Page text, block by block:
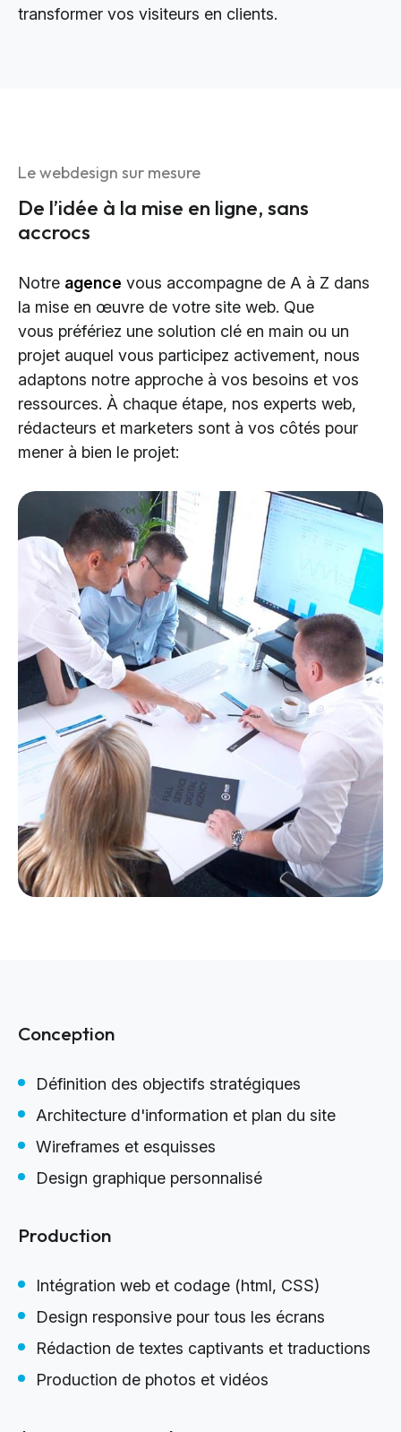
transformer vos visiteurs en clients.
Le webdesign sur mesure
De l’idée à la mise en ligne, sans
accrocs
Notre agence vous accompagne de A à Z dans
la mise en œuvre de votre site web. Que
vous préfériez une solution clé en main ou un
projet auquel vous participez activement, nous
adaptons notre approche à vos besoins et vos
ressources. À chaque étape, nos experts web,
rédacteurs et marketers sont à vos côtés pour
mener à bien le projet:
Conception
Définition des objectifs stratégiques
Architecture d'information et plan du site
Wireframes et esquisses
Design graphique personnalisé
Production
Intégration web et codage (html, CSS)
Design responsive pour tous les écrans
Rédaction de textes captivants et traductions
Production de photos et vidéos